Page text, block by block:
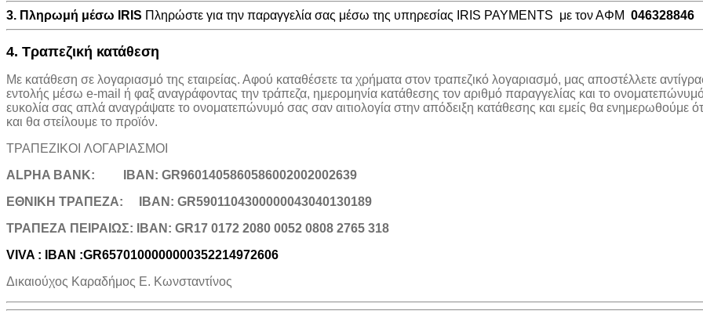
3. Πληρωμή μέσω IRIS Πληρώστε για την παραγγελία σας μέσω της υπηρεσίας IRIS PAYMENTS με τον ΑΦΜ 046328846
4. Τραπεζική κατάθεση
Με κατάθεση σε λογαριασμό της εταιρείας. Αφού καταθέσετε τα χρήματα στον τραπεζικό λογαριασμό, μας αποστέλλετε
εντολής μέσω e-mail ή φαξ αναγράφοντας την τράπεζα, ημερομηνία κατάθεσης τον αριθμό παραγγελίας και το
ευκολία σας απλά αναγράψατε το ονοματεπώνυμό σας σαν αιτιολογία στην απόδειξη κατάθεσης και εμείς θα ενημερωθούμε
και θα στείλουμε το προϊόν.
ΤΡΑΠΕΖΙΚOI ΛΟΓΑΡΙΑΣΜΟΙ
ALPHA BANK:
IBAN: GR9601405860586002002002639
ΕΘΝΙΚΗ ΤΡΑΠΕΖΑ:
IBAN: GR5901104300000043040130189
TΡΑΠΕΖΑ ΠΕΙΡΑΙΩΣ: IBAN: GR17 0172 2080 0052 0808 2765 318
VIVA : IBAN :GR6570100000000352214972606
Δικαιούχος Καραδήμος Ε. Κωνσταντίνος